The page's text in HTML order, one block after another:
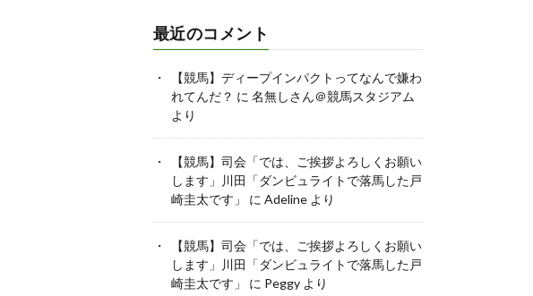
最近のコメント
【競馬】ディープインパクトってなんで嫌わ
れてんだ？ に 名無しさん＠競馬スタジアム
より
【競馬】司会「では、ご挨拶よろしくお願い
します」川田「ダンビュライトで落馬した戸
崎圭太です」
に Adelineより
【競馬】司会「では、ご挨拶よろしくお願い
します」川田「ダンビュライトで落馬した戸
崎圭太です」
に Peggyより